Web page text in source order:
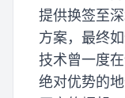
提供换签至
方案，最终
技术曾一度
绝对优势的